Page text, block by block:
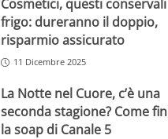
Cosmetici, questi
frigo: dureranno il doppio,
risparmio assicurato
11 Dicembre 2025
La Notte nel Cuore, c’è una
seconda stagione? Come
la soap di Canale 5